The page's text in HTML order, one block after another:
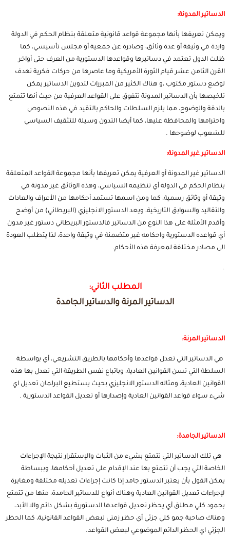
الدساتير المدونة:
ويمكن تعريفها بأنها مجموعة قواعد قانونية متعلقة بنظام الحكم في الدولة
واردة في وثيقة أو عدة وثائق، وصادرة عن جمعية أو مجلس تأسيسي، كما
ظلت الدول تعتمد في دساتيرها وقواعدها الدستورية من العرف حتى أواخر
القرن الثامن عشر قيام الثورة الأمريكية وما عاصرها من حركات فكرية تهدف
لوضع دستور مكتوب ،و هناك الكثير من المبررات لتدوين الدساتير يمكن
تلخيصها بأن الدساتير المدونة تتفوق على القواعد العرفية من حيث أنها تتمتع
بالدقة والوضوح، مما يلزم السلطات والحاكم بالتقيد في هذه النصوص
واحترامها والمحافظة عليها، كما أيضا التدون وسيلة للتثقيف السياسي
للشعوب لوضوحها .
الدساتير غير المدونة:
الدساتير غير المدونة أو العرفية يمكن تعريفها بأنها مجموعة القواعد المتعلقة
بنظام الحكم في الدولة أي تنظيمه السياسي، وهذه الوثائق غير مدونة في
وثيقة أو وثائق رسمية، كما ومن اسمها تستمد أحكامها من الأعراف والعادات
والتقاليد والسوابق التاريخية، ويعد الدستور الانجليزي (البريطاني) من أوضح
وأقدم الأمثلة على هذا النوع من الدساتير فالدستور البريطاني دستور غير مدون
أي قواعده الدستورية واحكامه غير متضمنة في وثيقة واحدة، لذا يتطلب العودة
الى مصادر مختلفة لمعرفة هذه الأحكام.
.
المطلب الثاني:
الدساتير المرنة والدساتير الجامدة
الدساتير المرنة:
هي الدساتير التي تعدل قواعدها وأحكامها بالطريق التشريعي، أي بواسطة
السلطة التي تسن القوانين العادية، وباتباع نفس الطريقة التي تعدل بها هذه
القوانين العادية، ومثاله الدستور الانجليزي بحيث يستطيع البرلمان تعديل اي
شيء سواء قواعد القوانين العادية وإصدارها أو تعديل القواعد الدستورية .
الدساتير الجامدة:
هي تلك الدساتير التي تتمتع بشيء من الثبات والإستقرار نتيجة الإجراءات
الخاصة التي يجب أن تتمتع بها عند الإقدام على تعديل أحكامها، وببساطة
يمكن القول بأن يعتبر الدستور جامد إذا كانت إجراءات تعديله مختلفة ومغايرة
لإجراءات تعديل القوانين العادية وهناك أنواع للدساتير الجامدة، منها من تتمتع
بجمود كلي مطلق أي يحظر تعديل قواعدها الدستورية بشكل دائم والا الأبد،
وهناك صاحبة جمو كلي جزئي أي حظر زمني لبعض القواعد القانونية، كما الحظر
الجزئي اي الحظر الدائم الموضوعي لبعض القواعد.